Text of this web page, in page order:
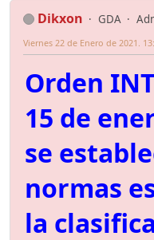
Dikxon GDA
Viernes 22 de Enero de 2021.
Orden
15 de
se
normas
la